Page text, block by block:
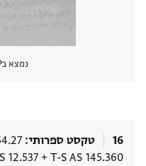
נמצא בPGP מאז
16 טקסט ספרותי
T-S AS 145.360
+
12.537